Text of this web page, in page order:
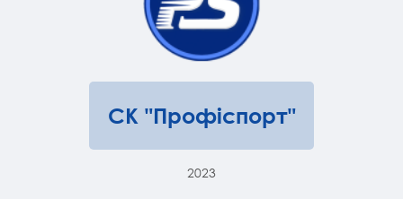
СК "Профіспорт"
2023